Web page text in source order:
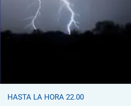
HASTA LA HORA 22.00